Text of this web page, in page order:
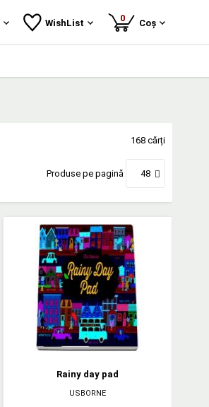
WishList 0produse
Coș
168 cărți
Produse pe pagină 48
Rainy day pad
USBORNE